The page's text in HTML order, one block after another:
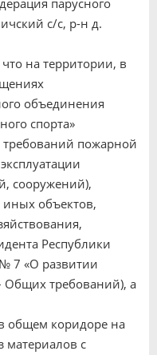
парусного
с/с, р-н д.
на территории, в
объединения
спорта»
пожарной
сооружений),
объектов,
Республики
7 «О развитии
Общих требований), а
общем коридоре на
материалов с